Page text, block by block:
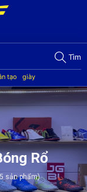
Tìm
tạo
giày
áo bóng đá
giày
Rổ
sản phẩm)